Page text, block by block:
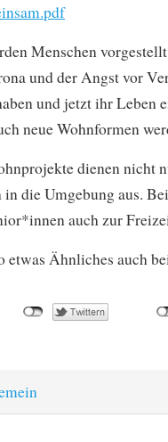
Menschen
und der Angst vor
und jetzt ihr Leben
neue Wohnformen
dienen nicht
in die Umgebung aus.
auch zur
etwas Ähnliches auch